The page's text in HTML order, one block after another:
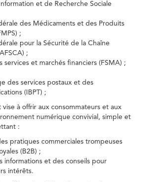
et de Recherche Sociale
des Médicaments et des Produits
;
pour la Sécurité de la Chaîne
;
services et marchés financiers (FSMA) ;
des services postaux et des
(IBPT) ;
vise à offrir aux consommateurs et aux
numérique convivial, simple et
:
pratiques commerciales trompeuses
(B2B) ;
informations et des conseils pour
intérêts.